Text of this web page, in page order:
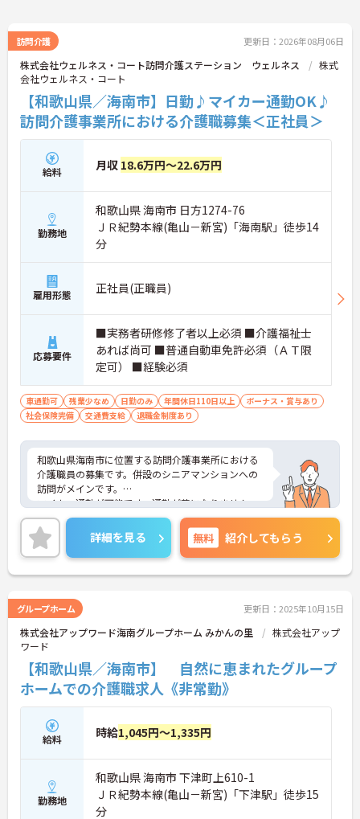
訪問介護 更新日：2026年08月06日
株式会社ウェルネス・コート訪問介護ステーション ウェルネス
株式
会社ウェルネス・コート
【和歌山県／海南市】日勤♪マイカー通勤OK♪
訪問介護事業所における介護職募集＜正社員＞
給料 月収 18.6万円～22.6万円
勤務地
和歌山県 海南市 日方1274-76
ＪＲ紀勢本線(亀山－新宮)「海南駅」徒歩14
分
雇用形態 正社員(正職員)
応募要件
■実務者研修修了者以上必須 ■介護福祉士
あれば尚可 ■普通自動車免許必須（ＡＴ限
定可） ■経験必須
車通勤可 残業少なめ 日勤のみ 年間休日110日以上
ボーナス・賞与あり
社会保険完備
交通費支給 退職金制度あり
和歌山県海南市に位置する訪問介護事業所における
介護職員の募集です。併設のシニアマンションへの
訪問がメインです。
マイカー通勤が可能です。通勤が苦になりません。
また、昇給・賞与制度があり、頑張りがきちんと評
価される職場です。
ご興味のある方には、面接対策ポイントなど、さら
に詳細をご案内しますのでお気軽にご相談くださ
い！
詳細を見る 無料 紹介してもらう
グループホーム 更新日：2025年10月15日
株式会社アップワード海南グループホーム みかんの里
株式会社アップ
ワード
【和歌山県／海南市】 自然に恵まれたグループ
ホームでの介護職求人《非常勤》
給料 時給1,045円～1,335円
勤務地
和歌山県 海南市 下津町上610-1
ＪＲ紀勢本線(亀山－新宮)「下津駅」徒歩15
分